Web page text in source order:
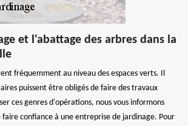
et l'abattage des arbres dans la
fréquemment au niveau des espaces verts. Il
puissent être obligés de faire des travaux
ces genres d'opérations, nous vous informons
confiance à une entreprise de jardinage. Pour